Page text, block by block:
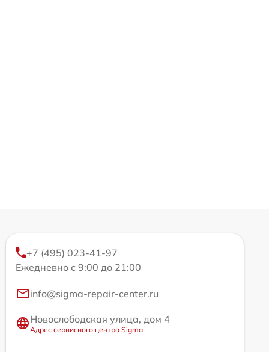
+7 (495) 023-41-97
Ежедневно с 9:00 до 21:00
info@sigma-repair-center.ru
Новослободская улица, дом 4
Адрес сервисного центра Sigma